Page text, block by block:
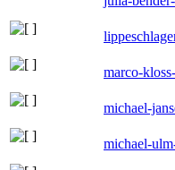
marco-
michael-
michael-